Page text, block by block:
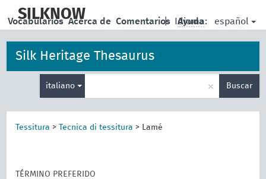
main
SILKNOW | Idioma: español
Vocabularios Acerca de Comentarios Ayuda
Silk Heritage Thesaurus
italiano × Buscar
Tessitura > Tecnica di tessitura > Lamé
TÉRMINO PREFERIDO